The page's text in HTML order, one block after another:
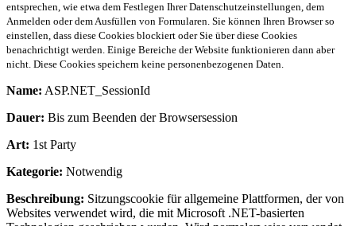
entsprechen, wie etwa dem Festlegen Ihrer Datenschutzeinstellungen, dem
Anmelden oder dem Ausfüllen von Formularen. Sie können Ihren Browser so
einstellen, dass diese Cookies blockiert oder Sie über diese Cookies
benachrichtigt werden. Einige Bereiche der Website funktionieren dann aber
nicht. Diese Cookies speichern keine personenbezogenen Daten.
Name: ASP.NET_SessionId
Dauer: Bis zum Beenden der Browsersession
Art: 1st Party
Kategorie: Notwendig
Beschreibung: Sitzungscookie für allgemeine Plattformen, der von
Websites verwendet wird, die mit Microsoft .NET-basierten